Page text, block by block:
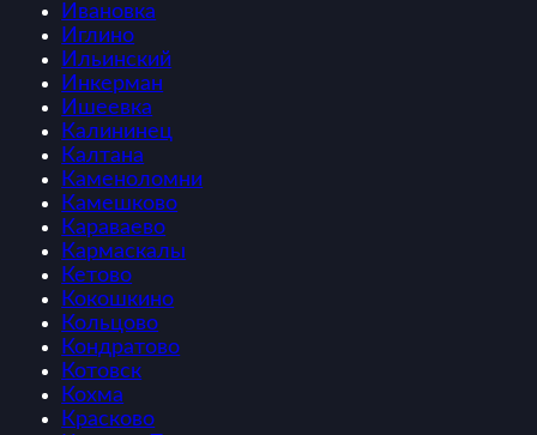
Ивановка
Иглино
Ильинский
Инкерман
Ишеевка
Калининец
Калтана
Каменоломни
Камешково
Караваево
Кармаскалы
Кетово
Кокошкино
Кольцово
Кондратово
Котовск
Кохма
Красково